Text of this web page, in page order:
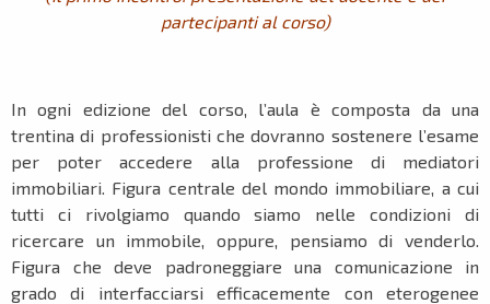
partecipanti al corso)
In ogni edizione del corso, l’aula è composta da una
trentina di professionisti che dovranno sostenere l’esame
per poter accedere alla professione di mediatori
immobiliari. Figura centrale del mondo immobiliare, a cui
tutti ci rivolgiamo quando siamo nelle condizioni di
ricercare un immobile, oppure, pensiamo di venderlo.
Figura che deve padroneggiare una comunicazione in
grado di interfacciarsi efficacemente con eterogenee